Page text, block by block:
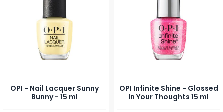
OPI - Nail Lacquer Sunny
Bunny - 15 ml
OPI Infinite Shine - Glossed
In Your Thoughts 15 ml